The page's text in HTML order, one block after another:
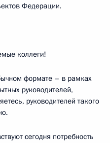
Федерации.
коллеги!
формате – в рамках
руководителей,
руководителей такого
сегодня потребность